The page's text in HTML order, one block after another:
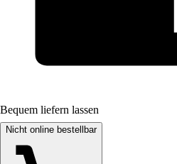
Bequem liefern lassen
Nicht online bestellbar